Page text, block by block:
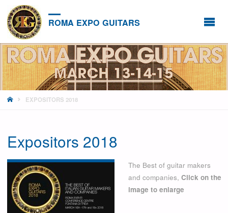
ROMA EXPO GUITARS
HOMEEXPOSITORS 2018
Expositors 2018
The Best of guitar makers
and companies, Click on the
image to enlarge